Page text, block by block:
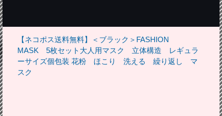
【ネコポス送料無料】＜ブラック＞FASHION
MASK 5枚セット大人用マスク 立体構造 レギュラ
ーサイズ個包装 花粉 ほこり 洗える 繰り返し マ
スク